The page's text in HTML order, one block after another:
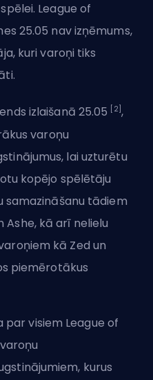
League of
25.05 nav izņēmums,
kuri varoņi tiks
izlaišanā 25.05 [2] ,
varoņu
lai uzturētu
kopējo spēlētāju
samazināšanu tādiem
Ashe, kā arī nelielu
kā Zed un
piemērotākus
par visiem League of
kurus